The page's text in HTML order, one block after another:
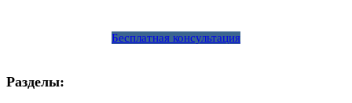
Бесплатная консультация
Разделы: